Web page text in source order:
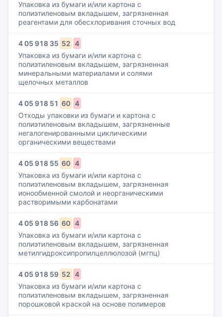
Упаковка из бумаги и/или картона с
полиэтиленовым вкладышем, загрязненная
реагентами для обесхлоривания сточных вод
405 918 35 52 4
Упаковка из бумаги и/или картона с
полиэтиленовым вкладышем, загрязненная
минеральными материалами и солями
щелочных металлов
405 918 51 60 4
Отходы упаковки из бумаги и картона с
полиэтиленовым вкладышем, загрязненные
негалогенированными циклическими
органическими веществами
405 918 55 60 4
Упаковка из бумаги и/или картона с
полиэтиленовым вкладышем, загрязненная
ионообменной смолой и неорганическими
растворимыми карбонатами
405 918 56 60 4
Упаковка из бумаги и/или картона с
полиэтиленовым вкладышем, загрязненная
метилгидроксипропилцеллюлозой (мгпц)
405 918 59 52 4
Упаковка из бумаги и/или картона с
полиэтиленовым вкладышем, загрязненная
порошковой краской на основе полимеров